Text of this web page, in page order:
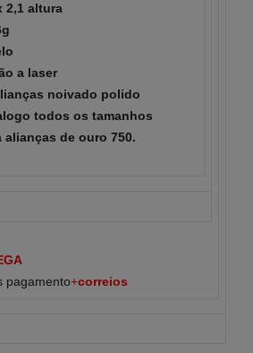
2,1 altura
a laser
noivado polido
todos os tamanhos
alianças de ouro 750.
pagamento+correios